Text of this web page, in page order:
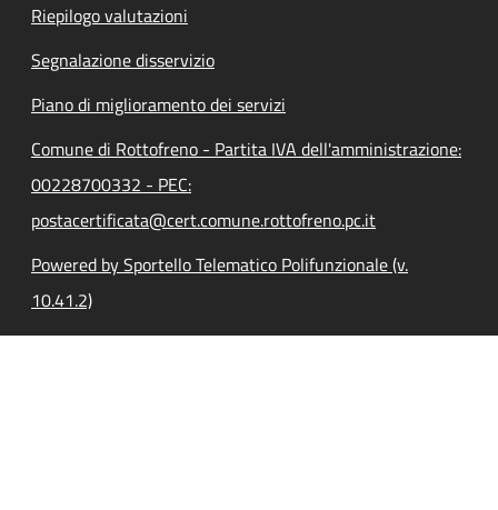
Riepilogo valutazioni
Segnalazione disservizio
Piano di miglioramento dei servizi
Comune di Rottofreno - Partita IVA dell'amministrazione:
00228700332 - PEC:
postacertificata@cert.comune.rottofreno.pc.it
Powered by Sportello Telematico Polifunzionale (v.
10.41.2)